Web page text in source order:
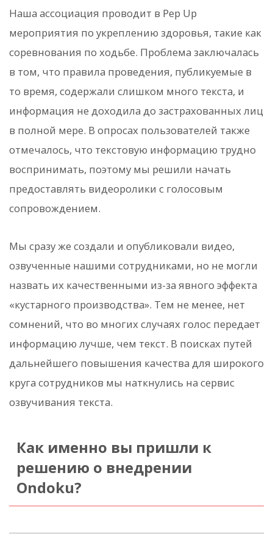
Наша ассоциация проводит в Pep Up
мероприятия по укреплению здоровья, такие как
соревнования по ходьбе. Проблема заключалась
в том, что правила проведения, публикуемые в
то время, содержали слишком много текста, и
информация не доходила до застрахованных лиц
в полной мере. В опросах пользователей также
отмечалось, что текстовую информацию трудно
воспринимать, поэтому мы решили начать
предоставлять видеоролики с голосовым
сопровождением.
Мы сразу же создали и опубликовали видео,
озвученные нашими сотрудниками, но не могли
назвать их качественными из-за явного эффекта
«кустарного производства». Тем не менее, нет
сомнений, что во многих случаях голос передает
информацию лучше, чем текст. В поисках путей
дальнейшего повышения качества для широкого
круга сотрудников мы наткнулись на сервис
озвучивания текста.
Как именно вы пришли к
решению о внедрении
Ondoku?